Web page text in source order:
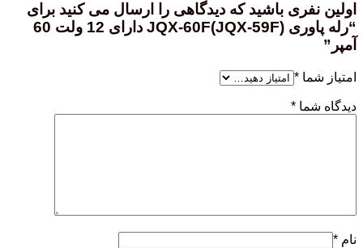
اولین نفری باشید که دیدگاهی را ارسال می کنید برای
“رله پاوری JQX-60F(JQX-59F) دارای 12 ولت 60
آمپر”
امتیاز شما *
دیدگاه شما *
نام *